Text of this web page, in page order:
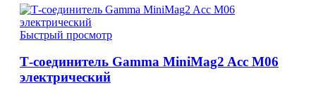
несколько
выбрать
Быстрый просмотр
Т-соединитель Gamma MiniMag2 Acc M06
электрический